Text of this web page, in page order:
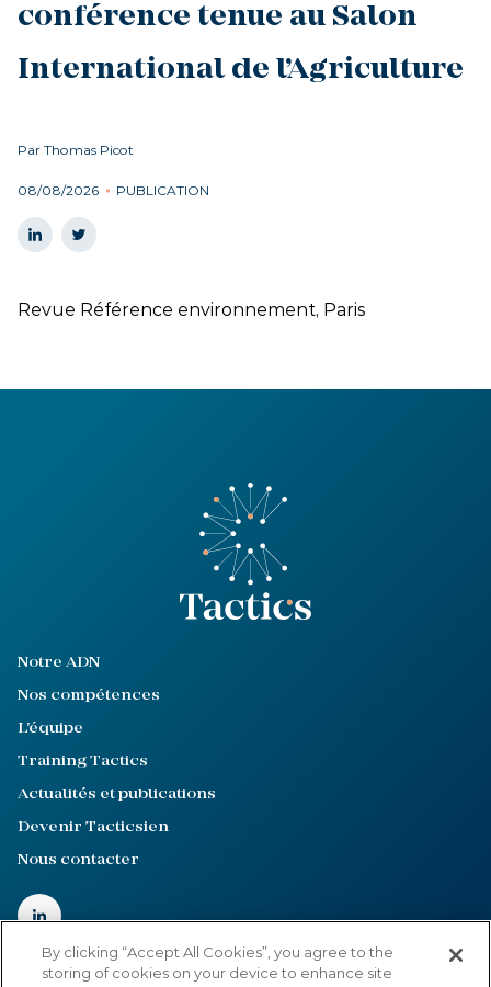
conférence tenue au Salon
International de l’Agriculture
Par Thomas Picot
08/08/2026 PUBLICATION
Revue Référence environnement, Paris
Notre ADN
Nos compétences
L'équipe
Training Tactics
Actualités et publications
Devenir Tacticsien
Nous contacter
By clicking “Accept All Cookies”, you agree to the
storing of cookies on your device to enhance site